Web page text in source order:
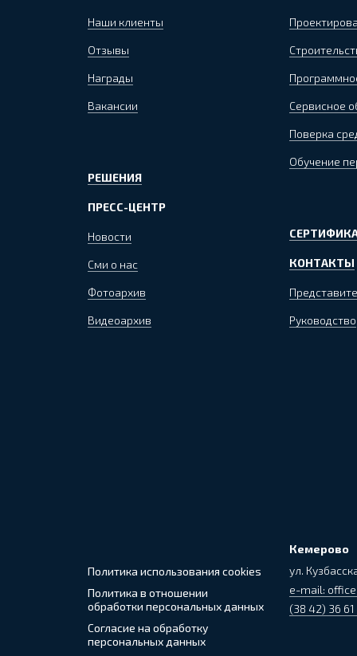
Наши клиенты
Отзывы
Награды
Вакансии
РЕШЕНИЯ
ПРЕСС-ЦЕНТР
Новости
Сми о нас
Фотоархив
Видеоархив
Сервисное
Поверка
Обучение
КОНТАКТЫ
Руководство
Политика использования cookies
Политика в отношении
обработки персональных данных
Согласие на обработку
персональных данных
Кемерово
ул.
e-mail:
(38 42) 36